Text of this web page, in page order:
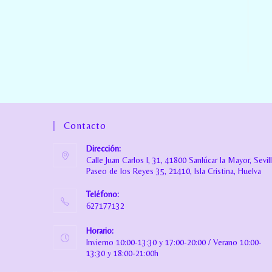
Contacto
Dirección:
Calle Juan Carlos I, 31, 41800 Sanlúcar la Mayor,
Paseo de los Reyes 35, 21410, Isla Cristina, Huelva
Teléfono:
627177132
Horario:
Invierno 10:00-13:30 y 17:00-20:00 / Verano 10:00-
13:30 y 18:00-21:00h